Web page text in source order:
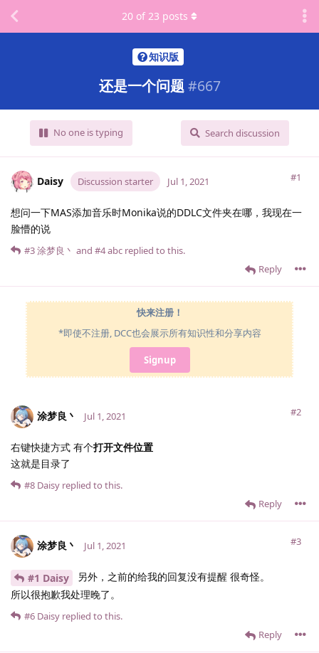
知识版
还是一个问题 #667
No one is typing Search discussion
20 of 23 posts
Daisy Discussion starter #1
Jul 1, 2021
想问一下MAS添加音乐时Monika说的DDLC文件夹在哪，我现在一
脸懵的说
Reply
#3涂梦良丶 and #4abc replied to this.
快来注册！
*即使不注册, DCC也会展示所有知识性和分享内容
Signup
涂梦良丶 #2
Jul 1, 2021
右键快捷方式 有个打开文件位置
这就是目录了
Reply
#8 Daisy replied to this.
涂梦良丶 #3
Jul 1, 2021
#1 Daisy
另外，之前的给我的回复没有提醒 很奇怪。
所以很抱歉我处理晚了。
Reply
#6 Daisy replied to this.